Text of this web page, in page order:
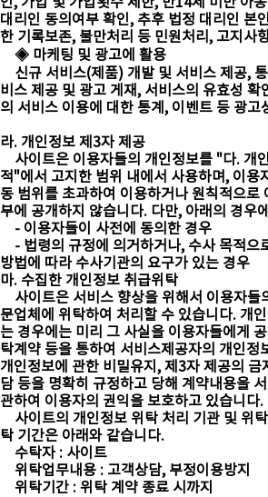
대리인 동의여부 확인, 추후 법정 대리인 본
한 기록보존, 불만처리 등 민원처리, 고지사
◈ 마케팅 및 광고에 활용
신규 서비스(제품) 개발 및 서비스 제공,
비스 제공 및 광고 게재, 서비스의 유효성 확
의 서비스 이용에 대한 통계, 이벤트 등 광고
라. 개인정보 제3자 제공
사이트은 이용자들의 개인정보를 "다. 개
적"에서 고지한 범위 내에서 사용하며, 이용
동 범위를 초과하여 이용하거나 원칙적으로
부에 공개하지 않습니다. 다만, 아래의 경우
- 이용자들이 사전에 동의한 경우
- 법령의 규정에 의거하거나, 수사 목적으
방법에 따라 수사기관의 요구가 있는 경우
마. 수집한 개인정보 취급위탁
사이트은 서비스 향상을 위해서 이용자들
문업체에 위탁하여 처리할 수 있습니다. 개
는 경우에는 미리 그 사실을 이용자들에게
탁계약 등을 통하여 서비스제공자의 개인정
개인정보에 관한 비밀유지, 제3자 제공의 금
담 등을 명확히 규정하고 당해 계약내용을
관하여 이용자의 권익을 보호하고 있습니다.
사이트의 개인정보 위탁 처리 기관 및 위
탁 기간은 아래와 같습니다.
수탁자 : 사이트
위탁업무내용 : 고객상담, 부정이용방지
위탁기간 : 위탁 계약 종료 시까지